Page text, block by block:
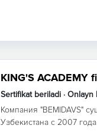
KING'S ACADEMY
Sertifikat beriladi · Onlayn
Компания "BEMIDAVS"
Узбекистана c 2007